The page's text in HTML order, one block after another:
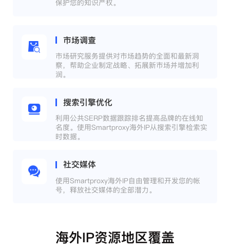
保护您的知识产权。
市场调查
市场研究服务提供对市场趋势的全面和最新洞
察，帮助企业制定战略、拓展新市场并增加利
润。
搜索引擎优化
利用公共SERP数据跟踪排名提高品牌的在线知
名度。使用Smartproxy海外IP从搜索引擎检索实
时数据。
社交媒体
使用Smartproxy海外IP自由管理和开发您的帐
号，释放社交媒体的全部潜力。
海外IP资源地区覆盖